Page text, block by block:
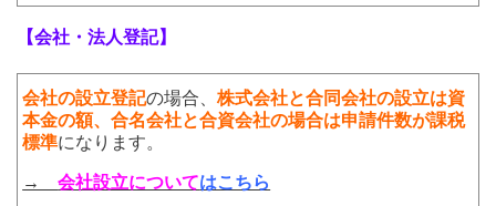
【会社・法人登記】
会社の設立登記の場合、株式会社と合同会社の設立は資
本金の額、合名会社と合資会社の場合は申請件数が課税
標準になります。
→会社設立についてはこちら